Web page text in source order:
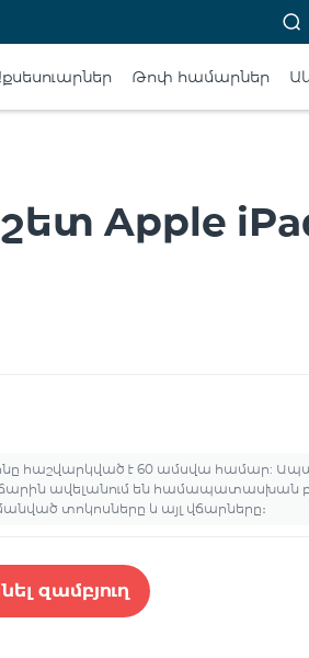
Թոփ համարներ
Apple
հաշվարկված է 60 ամսվա համար:
ավելանում են համապատասխան
տոկոսները և այլ վճարները։
զամբյուղ